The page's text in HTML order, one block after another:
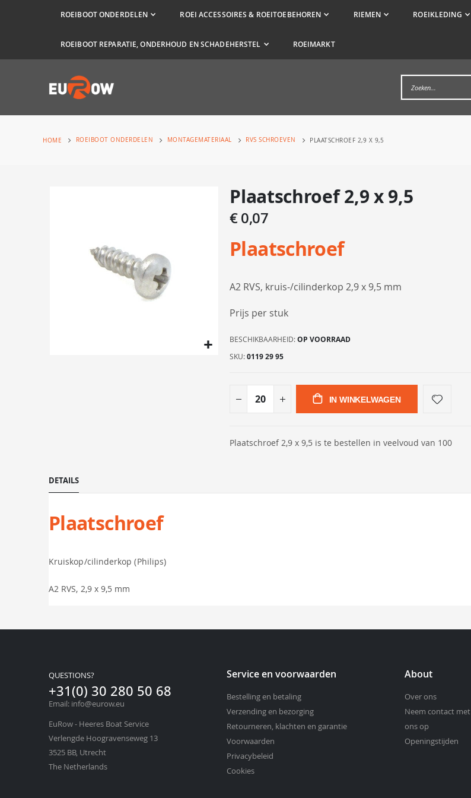
ROEIBOOT ONDERDELEN ROEI ACCESSOIRES & ROEITOEBEHOREN RIEMEN ROEIKLEDING
ROEIBOOT REPARATIE, ONDERHOUD EN SCHADEHERSTEL ROEIMARKT
HOME ROEIBOOT ONDERDELEN MONTAGEMATERIAAL RVS SCHROEVEN PLAATSCHROEF 2,9 X 9,5
Plaatschroef 2,9 x 9,5
€ 0,07
Plaatschroef
A2 RVS, kruis-/cilinderkop 2,9 x 9,5 mm
Prijs per stuk
BESCHIKBAARHEID:OP VOORRAAD
SKU 0119 29 95
IN WINKELWAGEN
Plaatschroef 2,9 x 9,5 is te bestellen in veelvoud van 100
DETAILS
Plaatschroef
Kruiskop/cilinderkop (Philips)
A2 RVS, 2,9 x 9,5 mm
QUESTIONS?
+31(0) 30 280 50 68
Email: info@eurow.eu
EuRow - Heeres Boat Service
Verlengde Hoogravenseweg 13
3525 BB, Utrecht
The Netherlands
Service en voorwaarden
Bestelling en betaling
Verzending en bezorging
Retourneren, klachten en garantie
Voorwaarden
Privacybeleid
Cookies
About
Over ons
Neem contact met
ons op
Openingstijden